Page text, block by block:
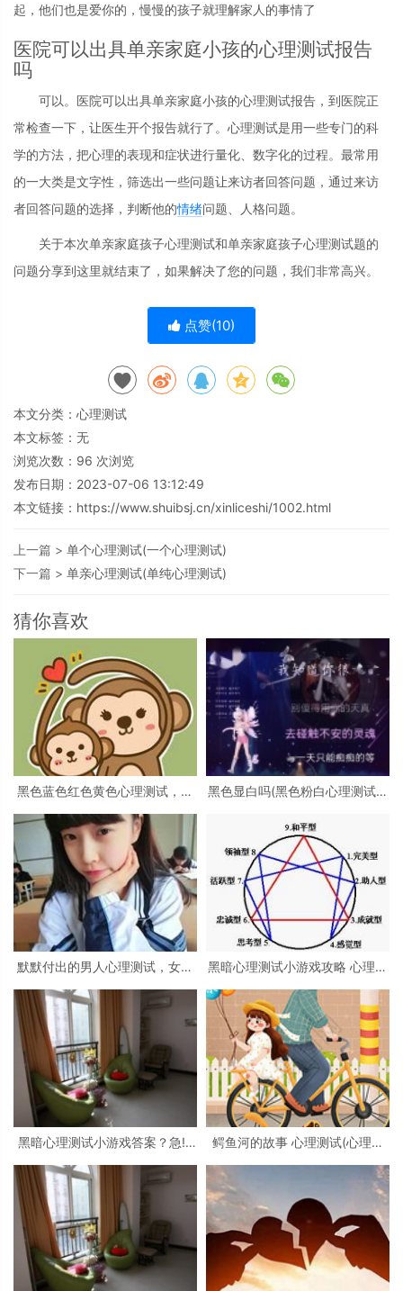
起，他们也是爱你的，慢慢的孩子就理解家人的事情了
医院可以出具单亲家庭小孩的心理测试报告
吗
可以。医院可以出具单亲家庭小孩的心理测试报告，到医院正
常检查一下，让医生开个报告就行了。心理测试是用一些专门的科
学的方法，把心理的表现和症状进行量化、数字化的过程。最常用
的一大类是文字性，筛选出一些问题让来访者回答问题，通过来访
者回答问题的选择，判断他的情绪问题、人格问题。
关于本次单亲家庭孩子心理测试和单亲家庭孩子心理测试题的
问题分享到这里就结束了，如果解决了您的问题，我们非常高兴。
点赞(10)
本文分类： 心理测试
本文标签：无
浏览次数： 96 次浏览
发布日期：2023-07-06 13:12:49
本文链接： https://www.shuibsj.cn/xinliceshi/1002.html
上一篇 > 单个心理测试(一个心理测试)
下一篇 > 单亲心理测试(单纯心理测试)
猜你喜欢
黑色蓝色红色黄色心理测试，心
绿色分别是什么
黑色显白吗(黑色粉白心理测试准
默默付出的男人心理测试，女生
黑暗心理测试小游戏攻略 心理测
黑暗心理测试小游戏答案？急!!!
鳄鱼河的故事 心理测试(心理测